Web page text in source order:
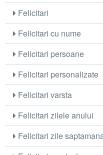
Felicitari
Felicitari cu nume
Felicitari persoane
Felicitari personalizate
Felicitari varsta
Felicitari zilele anului
Felicitari zile